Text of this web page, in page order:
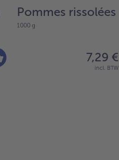
Pommes rissolées
1000 g
7,29 €
incl. BTW